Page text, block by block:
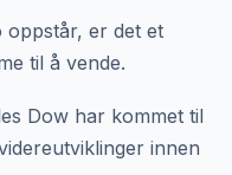
oppstår, er det et
til å vende.
Dow har kommet til
innen